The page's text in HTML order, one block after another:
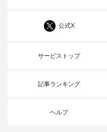
公式X
サービストップ
記事ランキング
ヘルプ